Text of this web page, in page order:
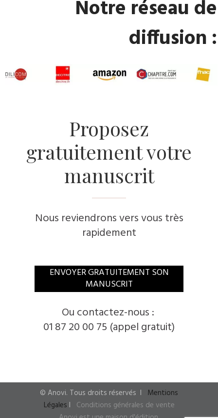
Notre réseau de
diffusion :
Proposez
gratuitement votre
manuscrit
Nous reviendrons vers vous très
rapidement
ENVOYER GRATUITEMENT SON
MANUSCRIT
Ou contactez-nous :
01 87 20 00 75 (appel gratuit)
© Anovi. Tous droits réservés I Mentions
Légales I Conditions générales de vente